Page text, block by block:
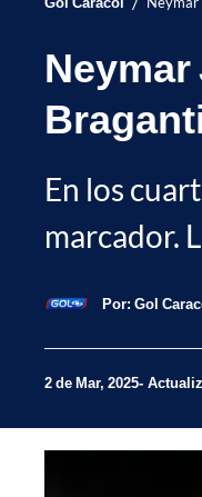
En los
marcador.
Por: Gol
2 de Mar, 2025